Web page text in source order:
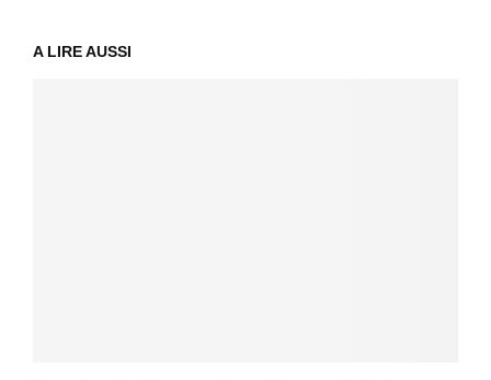
A LIRE AUSSI